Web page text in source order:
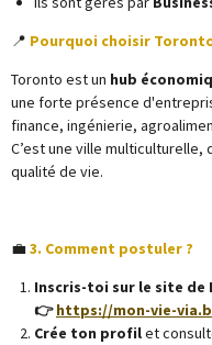
📍 Pourquoi choisir
Toronto est un hub
une forte présence
finance, ingénierie,
C’est une ville
qualité de vie.
💼3. Comment postuler ?
Inscris-toi sur le site de
👉https://mon-vie-
Crée ton profilet